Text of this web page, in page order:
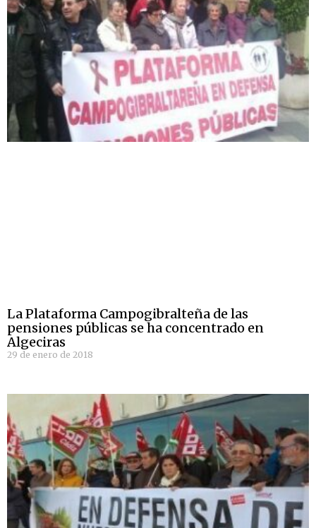
La Plataforma Campogibralteña de las
pensiones públicas se ha concentrado en
Algeciras
29 de enero de 2018